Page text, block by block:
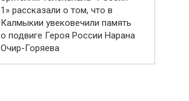
1» рассказали о том, что в
Калмыкии увековечили память
о подвиге Героя России Нарана
Очир-Горяева